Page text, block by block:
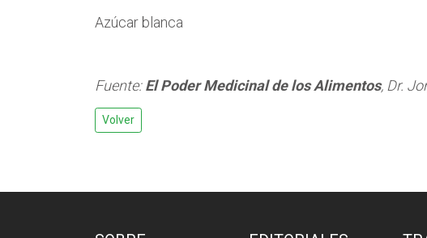
Azúcar blanca
Fuente:El Poder Medicinal de los Alimentos, Dr.
Volver